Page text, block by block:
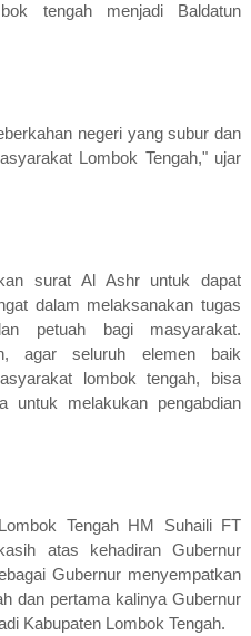
tengah menjadi Baldatun
negeri yang subur dan
Lombok Tengah," ujar
surat Al Ashr untuk dapat
dalam melaksanakan tugas
petuah bagi masyarakat.
agar seluruh elemen baik
lombok tengah, bisa
untuk melakukan pengabdian
Tengah HM Suhaili FT
atas kehadiran Gubernur
Gubernur menyempatkan
dan pertama kalinya Gubernur
Kabupaten Lombok Tengah.